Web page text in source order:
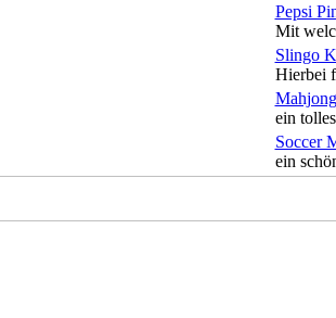
Pepsi
Mit
Slingo
Hierbei
ein
Soccer
ein